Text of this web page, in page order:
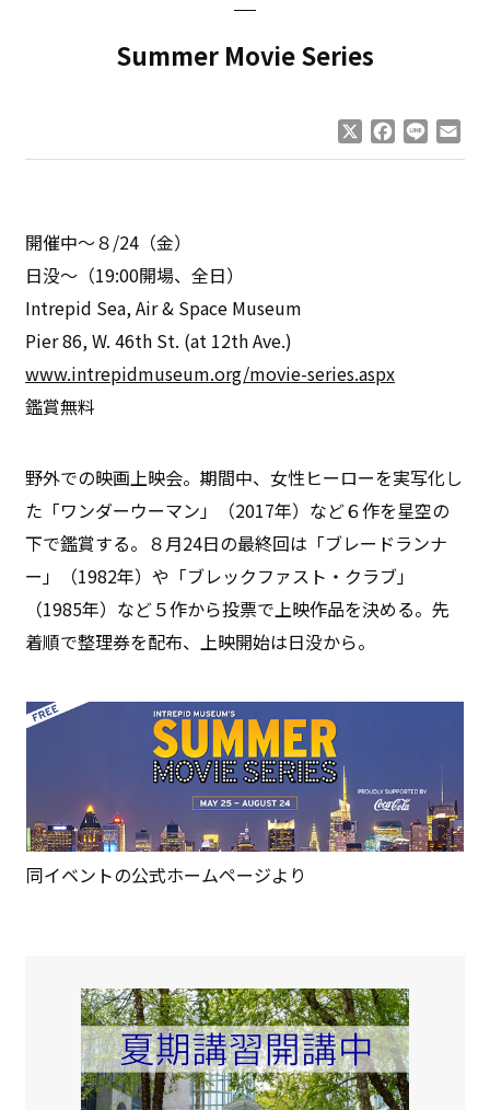
Summer Movie Series
Facebook
Line
開催中〜８/24（金）
日没〜（19:00開場、全日）
Intrepid Sea, Air & Space Museum
Pier 86, W. 46th St. (at 12th Ave.)
www.intrepidmuseum.org/movie-series.aspx
鑑賞無料
野外での映画上映会。期間中、女性ヒーローを実写化し
た「ワンダーウーマン」（2017年）など６作を星空の
下で鑑賞する。８月24日の最終回は「ブレードランナ
ー」（1982年）や「ブレックファスト・クラブ」
（1985年）など５作から投票で上映作品を決める。先
着順で整理券を配布、上映開始は日没から。
同イベントの公式ホームページより